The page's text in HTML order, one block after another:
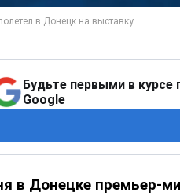
Будьте первыми в курсе
Google
в Донецке премьер-